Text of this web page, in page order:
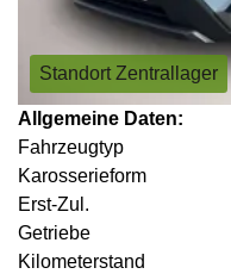
Standort Zentrallager
Allgemeine Daten:
Fahrzeugtyp
Karosserieform
Erst-Zul.
Getriebe
Kilometerstand